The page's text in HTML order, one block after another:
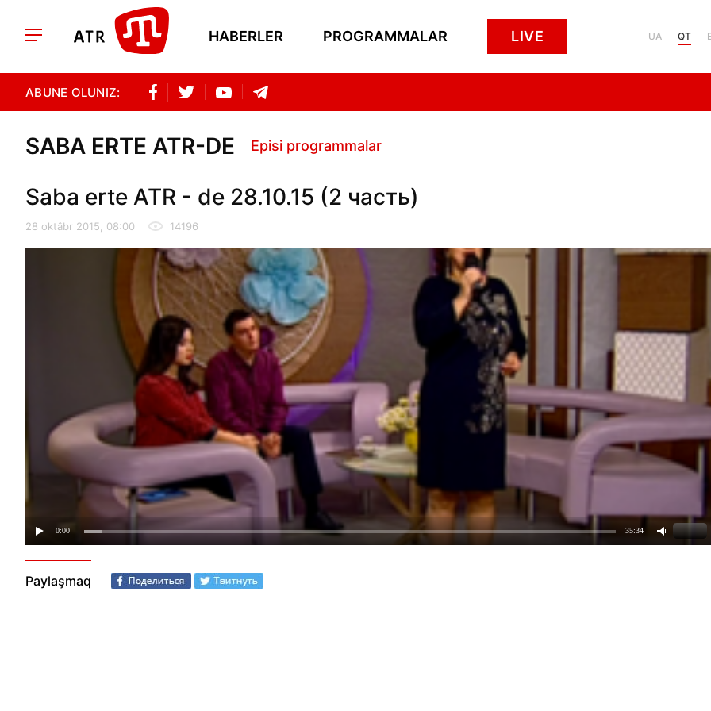
HABERLER PROGRAMMALAR LIVE UA QT
ABUNE OLUNIZ:
SABA ERTE ATR-DE Episi programmalar
Saba erte ATR - de 28.10.15 (2 часть)
28 oktâbr 2015, 08:00 14196
Paylaşmaq